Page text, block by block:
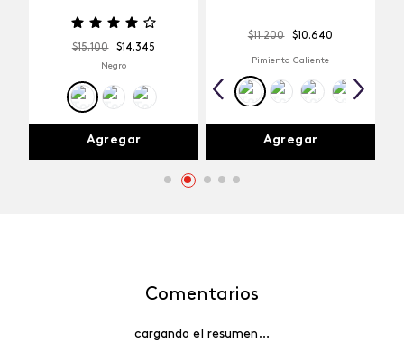
$15.100 $14.345
Negro
Agregar
$11.200 $10.640
Pimienta Caliente
Agregar
Comentarios
cargando el resumen…